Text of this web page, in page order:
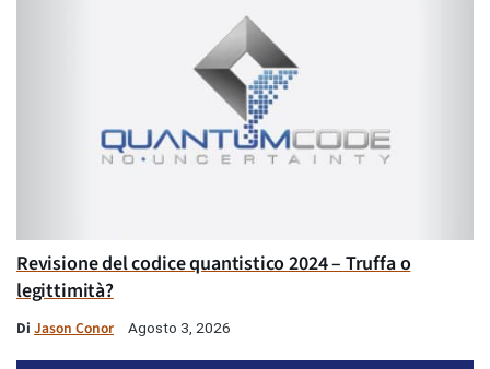
Revisione del codice quantistico 2024 – Truffa o
legittimità?
Di Jason Conor Agosto 3, 2026